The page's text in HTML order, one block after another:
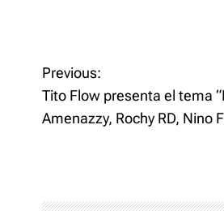
w o
)
o
s
n
Previous:
Tito Flow presenta el tema
Amenazzy, Rochy RD, Nino